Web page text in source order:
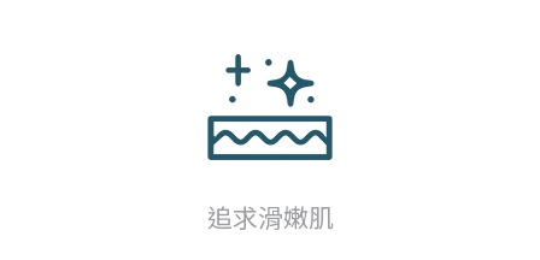
追求滑嫩肌